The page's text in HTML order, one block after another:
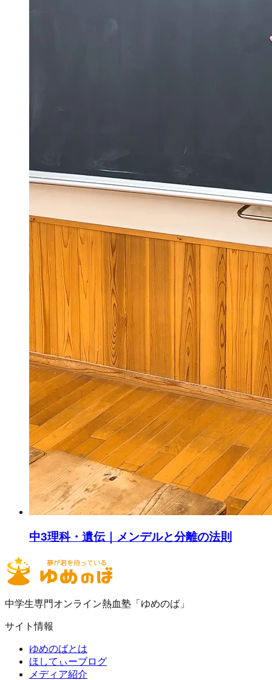
中3理科・遺伝｜メンデルと分離の法則
中学生専門オンライン熱血塾「ゆめのば」
サイト情報
ゆめのばとは
ほしてぃーブログ
メディア紹介